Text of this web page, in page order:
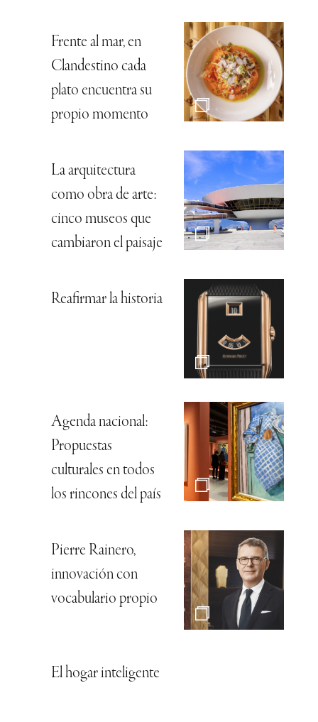
Frente al mar, en
Clandestino cada
plato encuentra su
propio momento
La arquitectura
como obra de arte:
cinco museos que
cambiaron el paisaje
Reafirmar la historia
Agenda nacional:
Propuestas
culturales en todos
los rincones del país
Pierre Rainero,
innovación con
vocabulario propio
El hogar inteligente